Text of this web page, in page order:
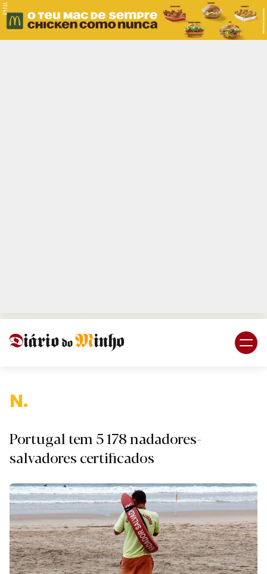
PUB.
N.
Portugal tem 5 178 nadadores-
salvadores certificados